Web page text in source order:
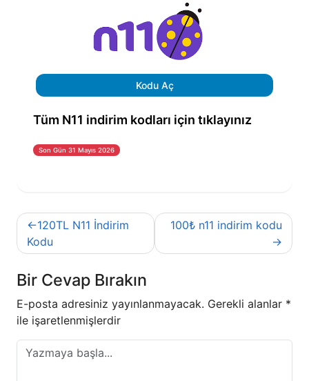
Kodu Aç
Tüm N11 indirim kodları için tıklayınız
Son Gün 31 Mayıs 2026
Yazı
gezinmesi
120TL N11 İndirim
Kodu
100₺ n11 indirim kodu
Bir Cevap Bırakın
E-posta adresiniz yayınlanmayacak. Gerekli alanlar *
ile işaretlenmişlerdir